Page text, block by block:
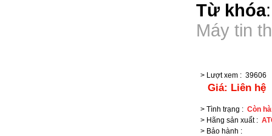
Từ khóa
Máy tin
> Lượt xem : 39606
Giá: Liên hệ
> Tình trạng : Còn
> Hãng sản xuất:
> Bảo hành :